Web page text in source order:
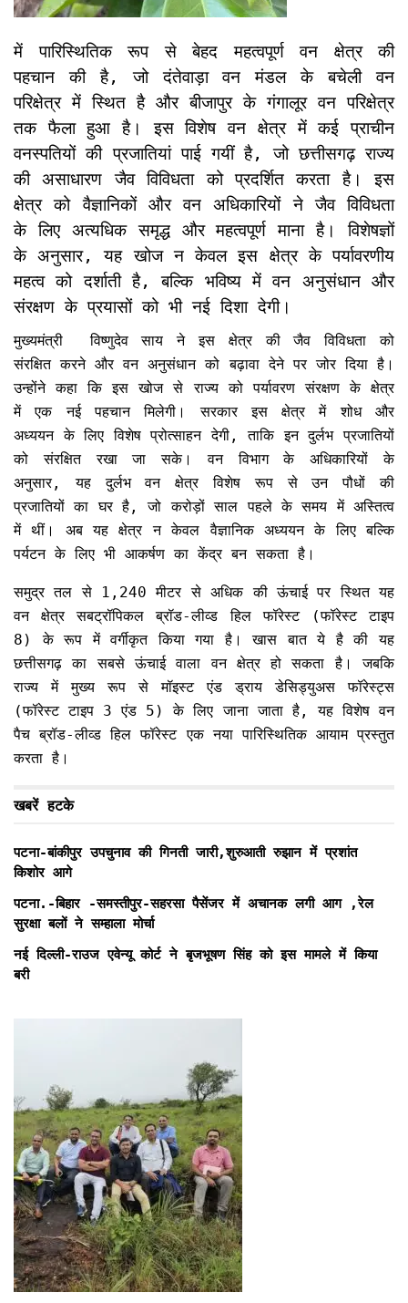
में पारिस्थितिक रूप से बेहद महत्वपूर्ण वन क्षेत्र की
पहचान की है, जो दंतेवाड़ा वन मंडल के बचेली वन
परिक्षेत्र में स्थित है और बीजापुर के गंगालूर वन परिक्षेत्र
तक फैला हुआ है। इस विशेष वन क्षेत्र में कई प्राचीन
वनस्पतियों की प्रजातियां पाई गयीं है, जो छत्तीसगढ़ राज्य
की असाधारण जैव विविधता को प्रदर्शित करता है। इस
क्षेत्र को वैज्ञानिकों और वन अधिकारियों ने जैव विविधता
के लिए अत्यधिक समृद्ध और महत्वपूर्ण माना है। विशेषज्ञों
के अनुसार, यह खोज न केवल इस क्षेत्र के पर्यावरणीय
महत्व को दर्शाती है, बल्कि भविष्य में वन अनुसंधान और
संरक्षण के प्रयासों को भी नई दिशा देगी।
मुख्यमंत्री विष्णुदेव साय ने इस क्षेत्र की जैव विविधता को
संरक्षित करने और वन अनुसंधान को बढ़ावा देने पर जोर दिया है।
उन्होंने कहा कि इस खोज से राज्य को पर्यावरण संरक्षण के क्षेत्र
में एक नई पहचान मिलेगी। सरकार इस क्षेत्र में शोध और
अध्ययन के लिए विशेष प्रोत्साहन देगी, ताकि इन दुर्लभ प्रजातियों
को संरक्षित रखा जा सके। वन विभाग के अधिकारियों के
अनुसार, यह दुर्लभ वन क्षेत्र विशेष रूप से उन पौधों की
प्रजातियों का घर है, जो करोड़ों साल पहले के समय में अस्तित्व
में थीं। अब यह क्षेत्र न केवल वैज्ञानिक अध्ययन के लिए बल्कि
पर्यटन के लिए भी आकर्षण का केंद्र बन सकता है।
समुद्र तल से 1,240 मीटर से अधिक की ऊंचाई पर स्थित यह
वन क्षेत्र सबट्रॉपिकल ब्रॉड-लीव्ड हिल फॉरेस्ट (फॉरेस्ट टाइप
8) के रूप में वर्गीकृत किया गया है। खास बात ये है की यह
छत्तीसगढ़ का सबसे ऊंचाई वाला वन क्षेत्र हो सकता है। जबकि
राज्य में मुख्य रूप से मॉइस्ट एंड ड्राय डेसिड्युअस फॉरेस्ट्स
(फॉरेस्ट टाइप 3 एंड 5) के लिए जाना जाता है, यह विशेष वन
पैच ब्रॉड-लीव्ड हिल फॉरेस्ट एक नया पारिस्थितिक आयाम प्रस्तुत
करता है।
खबरें हटके
पटना-बांकीपुर उपचुनाव की गिनती जारी,शुरुआती रुझान में प्रशांत
किशोर आगे
पटना.-बिहार -समस्तीपुर-सहरसा पैसेंजर में अचानक लगी आग ,रेल
सुरक्षा बलों ने सम्हाला मोर्चा
नई दिल्ली-राउज एवेन्यू कोर्ट ने बृजभूषण सिंह को इस मामले में किया
बरी